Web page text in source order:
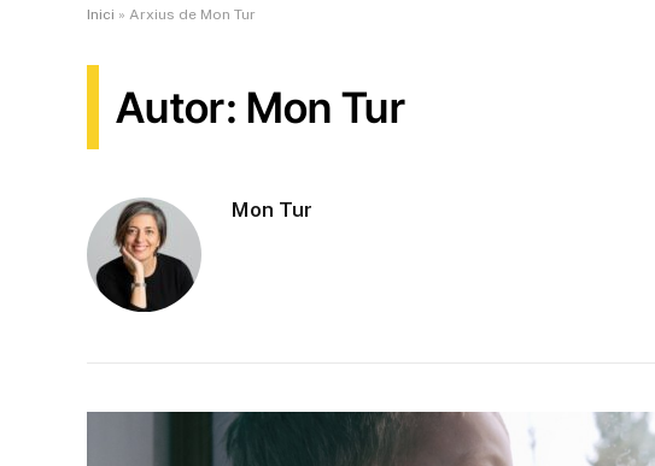
Inici » Arxius de Mon Tur
Autor: Mon Tur
Mon Tur